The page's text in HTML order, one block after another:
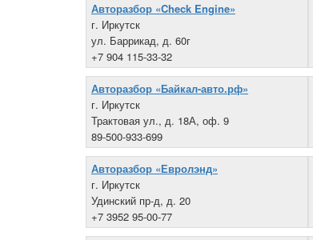
Авторазбор «Check Engine»
г. Иркутск
ул. Баррикад, д. 60г
+7 904 115-33-32
Авторазбор «Байкал-авто.рф»
г. Иркутск
Трактовая ул., д. 18А, оф. 9
89-500-933-699
Авторазбор «Евролэнд»
г. Иркутск
Удинский пр-д, д. 20
+7 3952 95-00-77